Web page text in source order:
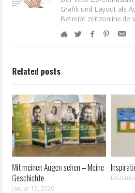
Grafik und Layout als
Betreibt zeitzonline.de
Related posts
Mit meinen Augen sehen – Meine
Geschichte
Januar 15, 2026